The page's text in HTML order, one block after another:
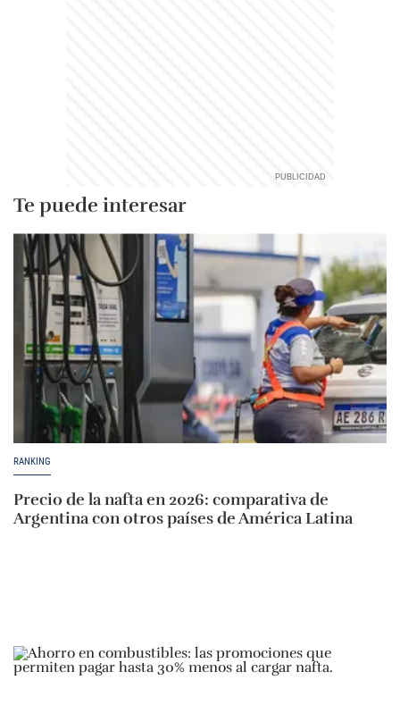
Te puede interesar
RANKING
Precio de la nafta en 2026: comparativa de
Argentina con otros países de América Latina